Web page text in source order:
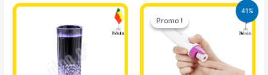
Ce
produit
41%
Promo !
Promo !
Le
prix
initial
était :
8.500 CFA.
Le